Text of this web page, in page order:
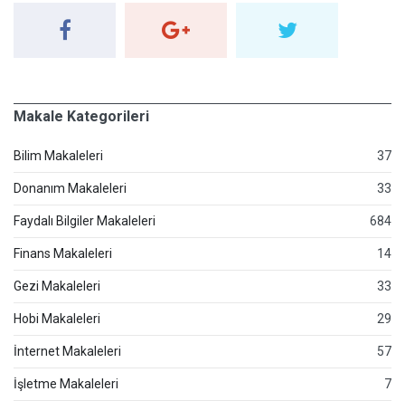
Makale Kategorileri
Bilim Makaleleri 37
Donanım Makaleleri 33
Faydalı Bilgiler Makaleleri 684
Finans Makaleleri 14
Gezi Makaleleri 33
Hobi Makaleleri 29
İnternet Makaleleri 57
İşletme Makaleleri 7